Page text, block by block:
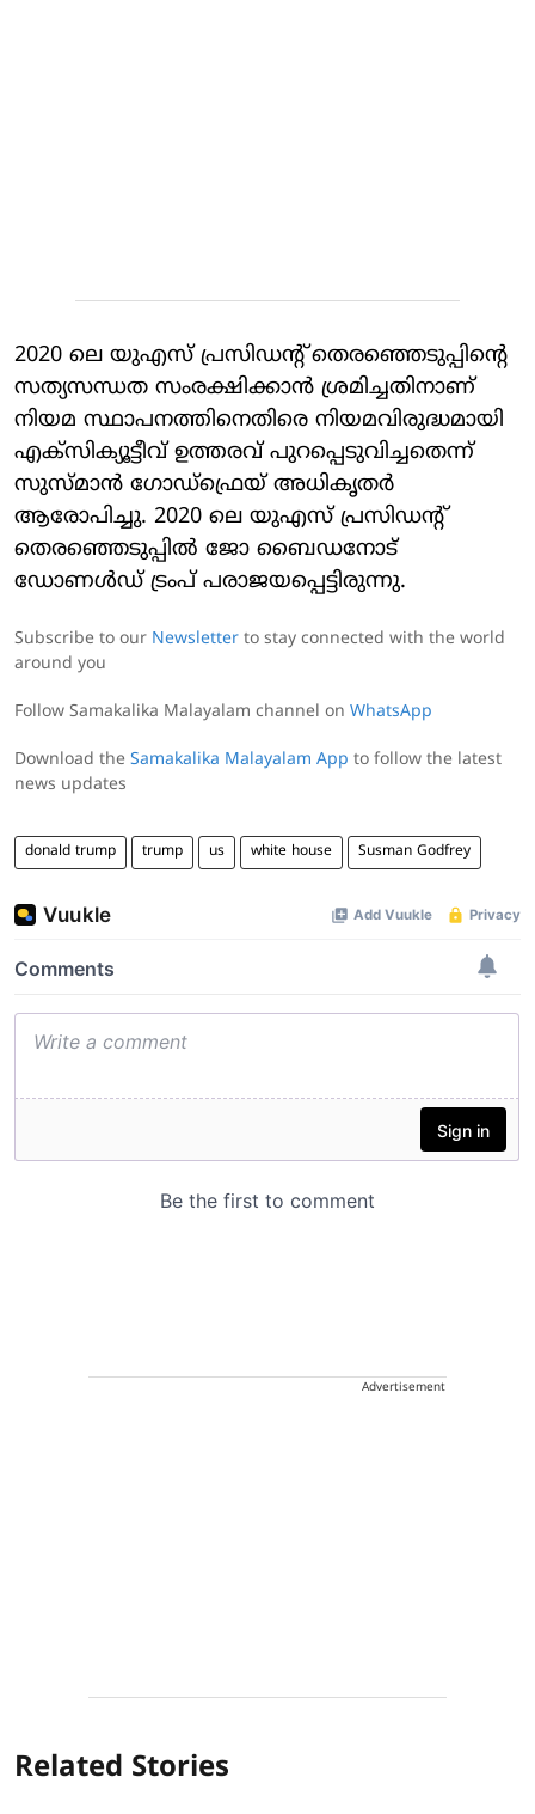
2020 ലെ യുഎസ് പ്രസിഡന്റ് തെരഞ്ഞെടുപ്പിന്റെ
സത്യസന്ധത സംരക്ഷിക്കാൻ ശ്രമിച്ചതിനാണ്
നിയമ സ്ഥാപനത്തിനെതിരെ നിയമവിരുദ്ധമായി
എക്സിക്യൂട്ടീവ് ഉത്തരവ് പുറപ്പെടുവിച്ചതെന്ന്
സുസ്മാൻ ഗോഡ്ഫ്രെയ് അധികൃതർ
ആരോപിച്ചു. 2020 ലെ യുഎസ് പ്രസിഡന്റ്
തെരഞ്ഞെടുപ്പിൽ ജോ ബൈഡനോട്
ഡോണൾഡ് ട്രംപ് പരാജയപ്പെട്ടിരുന്നു.
Subscribe to our Newsletter to stay connected with the world
around you
Follow Samakalika Malayalam channel on WhatsApp
Download the Samakalika Malayalam App to follow the latest
news updates
donald trump trump us white house Susman Godfrey
Advertisement
Related Stories